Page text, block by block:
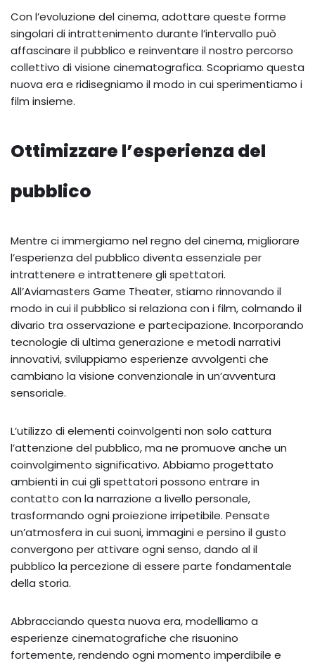
Con l’evoluzione del cinema, adottare queste forme
singolari di intrattenimento durante l’intervallo può
affascinare il pubblico e reinventare il nostro percorso
collettivo di visione cinematografica. Scopriamo questa
nuova era e ridisegniamo il modo in cui sperimentiamo i
film insieme.
Ottimizzare l’esperienza del
pubblico
Mentre ci immergiamo nel regno del cinema, migliorare
l’esperienza del pubblico diventa essenziale per
intrattenere e intrattenere gli spettatori.
All’Aviamasters Game Theater, stiamo rinnovando il
modo in cui il pubblico si relaziona con i film, colmando il
divario tra osservazione e partecipazione. Incorporando
tecnologie di ultima generazione e metodi narrativi
innovativi, sviluppiamo esperienze avvolgenti che
cambiano la visione convenzionale in un’avventura
sensoriale.
L’utilizzo di elementi coinvolgenti non solo cattura
l’attenzione del pubblico, ma ne promuove anche un
coinvolgimento significativo. Abbiamo progettato
ambienti in cui gli spettatori possono entrare in
contatto con la narrazione a livello personale,
trasformando ogni proiezione irripetibile. Pensate
un’atmosfera in cui suoni, immagini e persino il gusto
convergono per attivare ogni senso, dando al il
pubblico la percezione di essere parte fondamentale
della storia.
Abbracciando questa nuova era, modelliamo a
esperienze cinematografiche che risuonino
fortemente, rendendo ogni momento imperdibile e